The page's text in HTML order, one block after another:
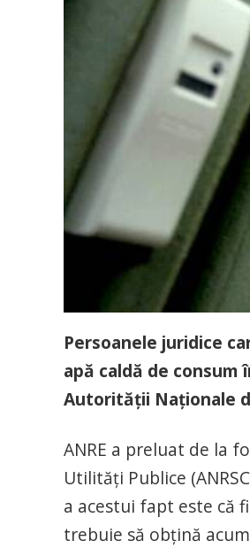
Persoanele juridice
apă caldă de
Autorităţii Naţionale
ANRE a preluat de la
Utilităţi Publice
a acestui fapt este că
trebuie să obţină